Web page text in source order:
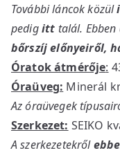
További láncok közül
pedigitt talál.
bőrszíj előnyeiről,
Óratok átmérője:
Óraüveg: Minerál
Az óraüvegek
Szerkezet: SEIKO
A szerkezetekről